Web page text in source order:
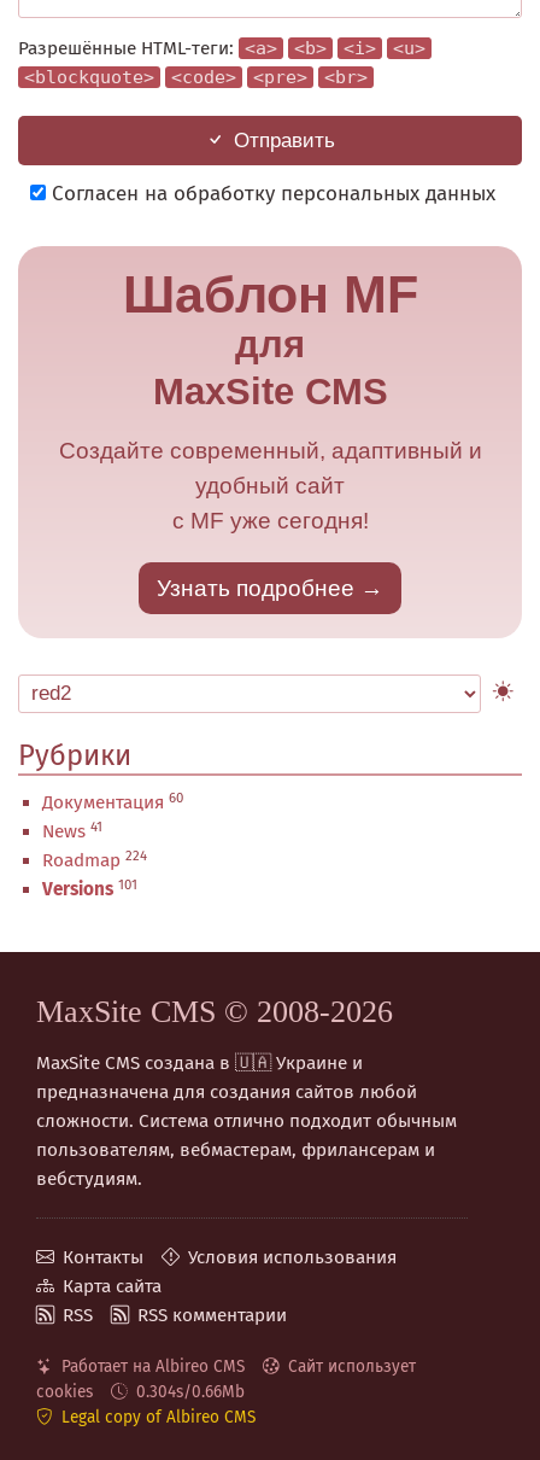
Разрешённые HTML-теги: <a> <b> <i>
<u>
<blockquote>
<code> <pre> <br>
Отправить
Согласен на обработку персональных данных
Шаблон MF
для
MaxSite CMS
Создайте современный, адаптивный и
удобный сайт
с MF уже сегодня!
Узнать подробнее
Рубрики
Документация 60
News 41
Roadmap 224
Versions 101
MaxSite CMS © 2008-2026
MaxSite CMS создана в 🇺🇦 Украине и
предназначена для создания сайтов любой
сложности. Система отлично подходит обычным
пользователям, вебмастерам, фрилансерам и
вебстудиям.
Контакты
Условия использования
Карта сайта
RSS
RSS комментарии
Работает на Albireo CMS
Сайт использует
cookies
0.304s/0.66Mb
Legal copy of Albireo CMS